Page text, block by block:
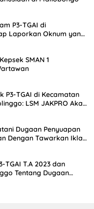
P3-TGAI di
Laporkan Oknum yang
SMAN 1
P3-TGAI di Kecamatan
LSM JAKPRO Akan
Dugaan Penyuapan
Dengan Tawarkan Iklan
TGAI T.A 2023 dan
Tentang Dugaan